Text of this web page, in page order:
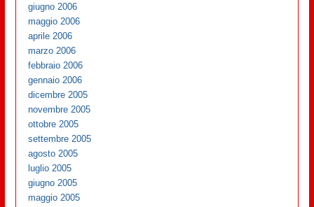
giugno 2006
maggio 2006
aprile 2006
marzo 2006
febbraio 2006
gennaio 2006
dicembre 2005
novembre 2005
ottobre 2005
settembre 2005
agosto 2005
luglio 2005
giugno 2005
maggio 2005